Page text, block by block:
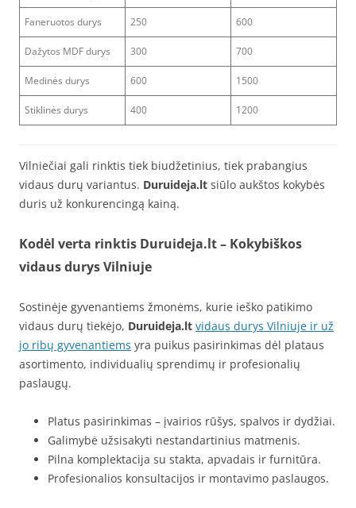
Faneruotos durys 250 600
Dažytos MDF durys 300 700
Medinės durys 600 1500
Stiklinės durys 400 1200
Vilniečiai gali rinktis tiek biudžetinius, tiek prabangius
vidaus durų variantus. Duruideja.lt siūlo aukštos kokybės
duris už konkurencingą kainą.
Kodėl verta rinktis Duruideja.lt– Kokybiškos
vidaus durys Vilniuje
Sostinėje gyvenantiems žmonėms, kurie ieško patikimo
vidaus durų tiekėjo, Duruideja.lt vidaus durys Vilniuje ir už
jo ribų gyvenantiems yra puikus pasirinkimas dėl plataus
asortimento, individualių sprendimų ir profesionalių
paslaugų.
Platus pasirinkimas – įvairios rūšys, spalvos ir dydžiai.
Galimybė užsisakyti nestandartinius matmenis.
Pilna komplektacija su stakta, apvadais ir furnitūra.
Profesionalios konsultacijos ir montavimo paslaugos.